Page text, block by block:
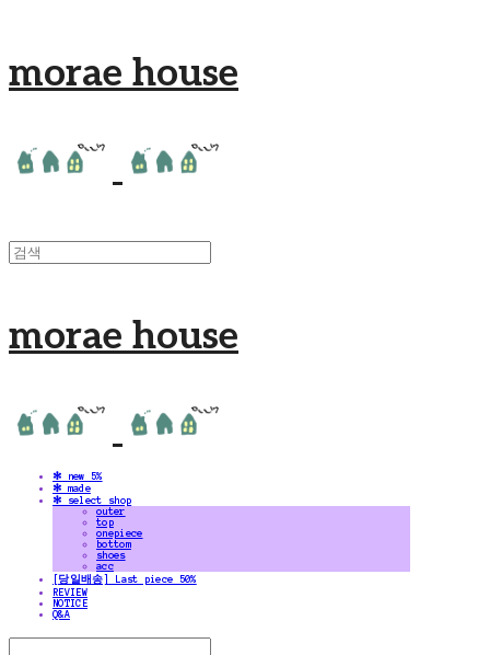
morae house
morae house
✻ new 5%
✻ made
✻ select shop
outer
top
onepiece
bottom
shoes
acc
[당일배송] Last piece 50%
REVIEW
NOTICE
Q&A